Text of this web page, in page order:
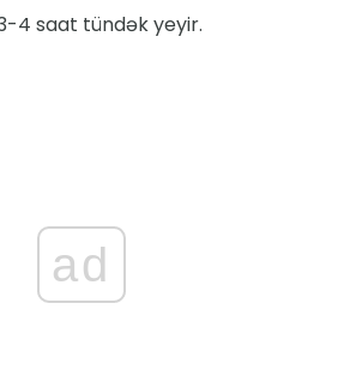
4 saat tündək yeyir.
ad